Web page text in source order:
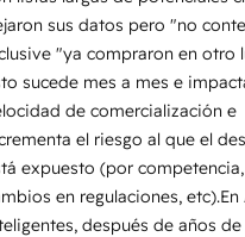
sus datos pero "no
"ya compraron en otro
sucede mes a mes e
de comercialización e
el riesgo al que el
expuesto (por
en regulaciones, etc).En
después de años